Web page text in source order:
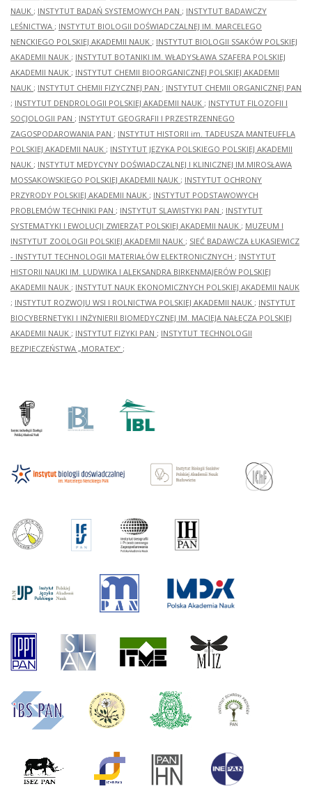
NAUK ; INSTYTUT BADAŃ SYSTEMOWYCH PAN ; INSTYTUT BADAWCZY
LEŚNICTWA ; INSTYTUT BIOLOGII DOŚWIADCZALNEJ IM. MARCELEGO
NENCKIEGO POLSKIEJ AKADEMII NAUK ; INSTYTUT BIOLOGII SSAKÓW POLSKIEJ
AKADEMII NAUK ; INSTYTUT BOTANIKI IM. WŁADYSŁAWA SZAFERA POLSKIEJ
AKADEMII NAUK ; INSTYTUT CHEMII BIOORGANICZNEJ POLSKIEJ AKADEMII
NAUK ; INSTYTUT CHEMII FIZYCZNEJ PAN ; INSTYTUT CHEMII ORGANICZNEJ PAN
; INSTYTUT DENDROLOGII POLSKIEJ AKADEMII NAUK ; INSTYTUT FILOZOFII I
SOCJOLOGII PAN ; INSTYTUT GEOGRAFII I PRZESTRZENNEGO
ZAGOSPODAROWANIA PAN ; INSTYTUT HISTORII im. TADEUSZA MANTEUFFLA
POLSKIEJ AKADEMII NAUK ; INSTYTUT JĘZYKA POLSKIEGO POLSKIEJ AKADEMII
NAUK ; INSTYTUT MEDYCYNY DOŚWIADCZALNEJ I KLINICZNEJ IM.MIROSŁAWA
MOSSAKOWSKIEGO POLSKIEJ AKADEMII NAUK ; INSTYTUT OCHRONY
PRZYRODY POLSKIEJ AKADEMII NAUK ; INSTYTUT PODSTAWOWYCH
PROBLEMÓW TECHNIKI PAN ; INSTYTUT SLAWISTYKI PAN ; INSTYTUT
SYSTEMATYKI I EWOLUCJI ZWIERZĄT POLSKIEJ AKADEMII NAUK ; MUZEUM I
INSTYTUT ZOOLOGII POLSKIEJ AKADEMII NAUK ; SIEĆ BADAWCZA ŁUKASIEWICZ
- INSTYTUT TECHNOLOGII MATERIAŁÓW ELEKTRONICZNYCH ; INSTYTUT
HISTORII NAUKI IM. LUDWIKA I ALEKSANDRA BIRKENMAJERÓW POLSKIEJ
AKADEMII NAUK ; INSTYTUT NAUK EKONOMICZNYCH POLSKIEJ AKADEMII NAUK
; INSTYTUT ROZWOJU WSI I ROLNICTWA POLSKIEJ AKADEMII NAUK ; INSTYTUT
BIOCYBERNETYKI I INŻYNIERII BIOMEDYCZNEJ IM. MACIEJA NAŁĘCZA POLSKIEJ
AKADEMII NAUK ; INSTYTUT FIZYKI PAN ; INSTYTUT TECHNOLOGII
BEZPIECZEŃSTWA „MORATEX” ;